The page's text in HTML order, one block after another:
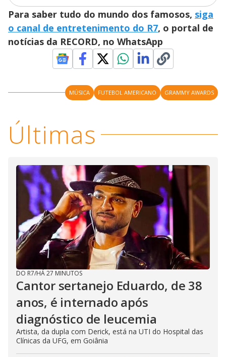
Para saber tudo do mundo dos famosos, siga
o canal de entretenimento do R7, o portal de
notícias da RECORD, no WhatsApp
MÚSICA FUTEBOL AMERICANO GRAMMY AWARDS
Últimas
DO R7/HÁ 27 MINUTOS
Cantor sertanejo Eduardo, de 38
anos, é internado após
diagnóstico de leucemia
Artista, da dupla com Derick, está na UTI do Hospital das
Clínicas da UFG, em Goiânia